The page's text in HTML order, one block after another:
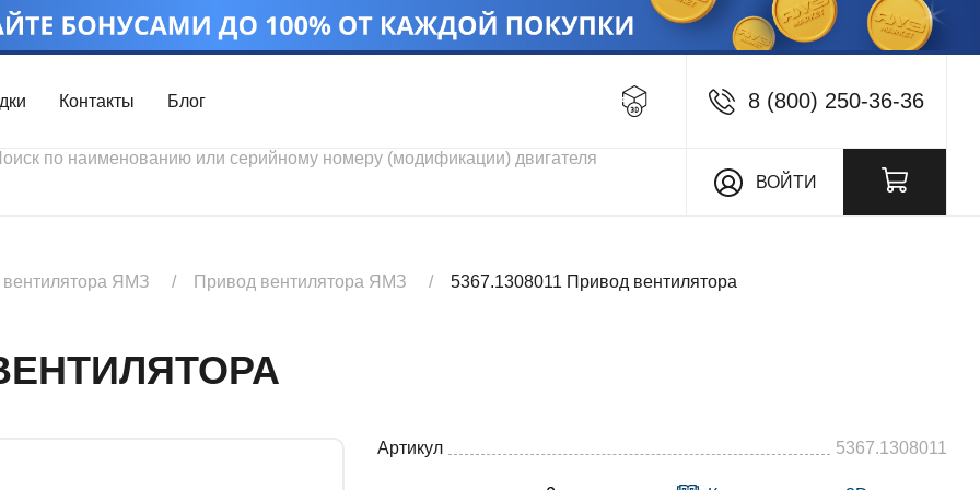
Контакты Блог 8 (800) 250-36-36
ВОЙТИ
Скидки
вентилятора ЯМЗ Привод вентилятора ЯМЗ 5367.1308011 Привод вентилятора
Артикул 5367.1308011